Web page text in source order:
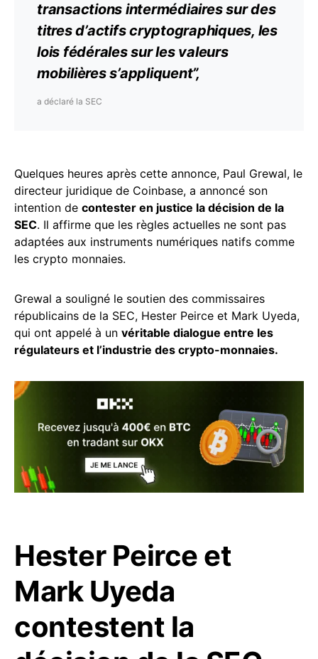
transactions intermédiaires sur des
titres d’actifs cryptographiques, les
lois fédérales sur les valeurs
mobilières s’appliquent”,
a déclaré la SEC
Quelques heures après cette annonce, Paul Grewal, le
directeur juridique de Coinbase, a annoncé son
intention de contester en justice la décision de la
SEC. Il affirme que les règles actuelles ne sont pas
adaptées aux instruments numériques natifs comme
les crypto monnaies.
Grewal a souligné le soutien des commissaires
républicains de la SEC, Hester Peirce et Mark Uyeda,
qui ont appelé à un véritable dialogue entre les
régulateurs et l’industrie des crypto-monnaies.
Hester Peirce et
Mark Uyeda
contestent la